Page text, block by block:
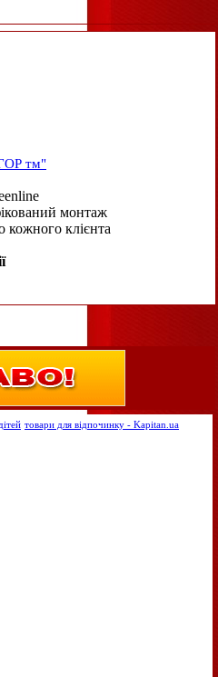
тм"
монтаж
кожного клієнта
товари для відпочинку - Kapitan.ua